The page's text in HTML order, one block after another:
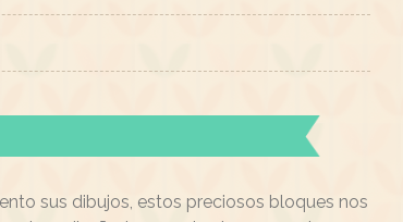
sus dibujos, estos preciosos bloques nos